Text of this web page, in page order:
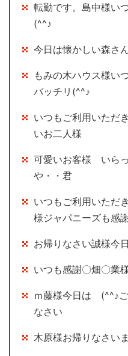
転勤です。島中様い
(^^♪
今日は懐かしい森さ
もみの木ハウス様
バッチリ(^^♪
いつもご利用いただ
いお二人様
可愛いお客様 いら
や・・君
いつもご利用いただ
様ジャパニーズも感
お帰りなさい誠様今
いつも感謝〇畑〇業
ｍ藤様今日は (^^♪
なさい
木原様お帰りなさい